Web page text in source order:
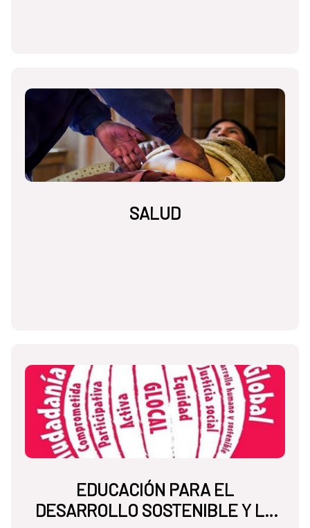
SALUD
EDUCACIÓN PARA EL
DESARROLLO SOSTENIBLE Y LA